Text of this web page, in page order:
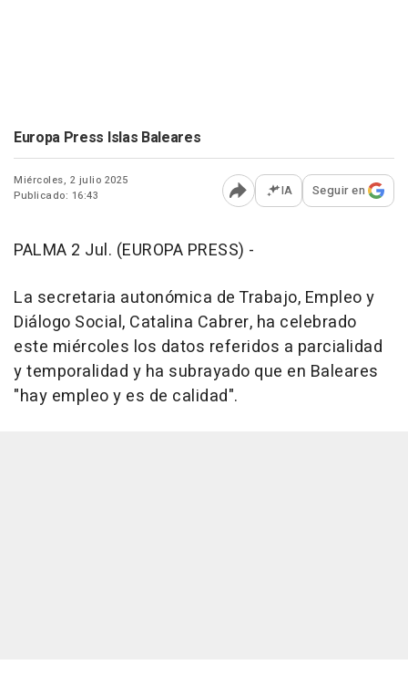
Europa Press Islas Baleares
Miércoles, 2 julio 2025
Publicado: 16:43
Abrir opciones para
IA Seguir en
PALMA 2 Jul. (EUROPA PRESS) -
La secretaria autonómica de Trabajo, Empleo y
Diálogo Social, Catalina Cabrer, ha celebrado
este miércoles los datos referidos a parcialidad
y temporalidad y ha subrayado que en Baleares
"hay empleo y es de calidad".